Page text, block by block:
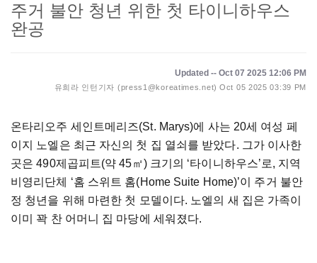
주거 불안 청년 위한 첫 타이니하우스
완공
Updated -- Oct 07 2025 12:06 PM
유희라 인턴기자 (press1@koreatimes.net) Oct 05 2025 03:39 PM
온타리오주 세인트메리즈(St. Marys)에 사는 20세 여성 페
이지 노엘은 최근 자신의 첫 집 열쇠를 받았다. 그가 이사한
곳은 490제곱피트(약 45㎡) 크기의 ‘타이니하우스’로, 지역
비영리단체 ‘홈 스위트 홈(Home Suite Home)’이 주거 불안
정 청년을 위해 마련한 첫 모델이다. 노엘의 새 집은 가족이
이미 꽉 찬 어머니 집 마당에 세워졌다.